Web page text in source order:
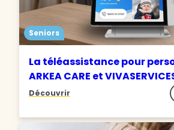
Seniors
La téléassistance pour
ARKEA CARE et
Découvrir